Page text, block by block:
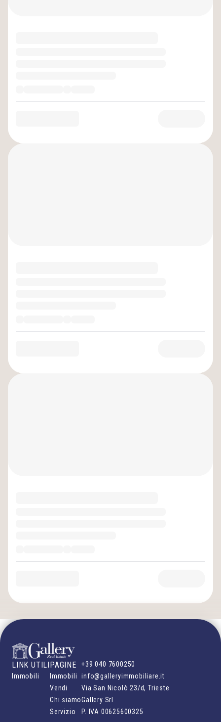
LINK UTILI
Immobili
PAGINE
Immobili
Vendi
Chi siamo
Servizio
+39 040 7600250
info@galleryimmobiliare.it
Via San Nicolò 23/d, Trieste
Gallery Srl
P. IVA 00625600325